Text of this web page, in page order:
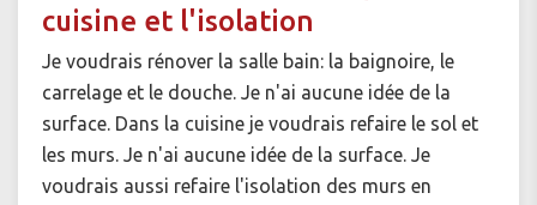
cuisine et l'isolation
Je voudrais rénover la salle bain: la baignoire, le
carrelage et le douche. Je n'ai aucune idée de la
surface. Dans la cuisine je voudrais refaire le sol et
les murs. Je n'ai aucune idée de la surface. Je
voudrais aussi refaire l'isolation des murs en